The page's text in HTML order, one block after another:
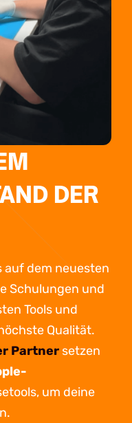
DER
auf dem neuesten
Schulungen und
Tools und
Qualität.
Partner setzen
um deine